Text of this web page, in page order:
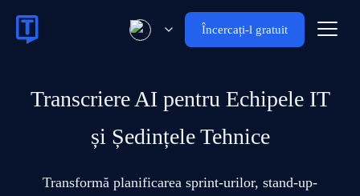
Încercați-l gratuit
Transcriere AI pentru Echipele IT
și Ședințele Tehnice
Transformă planificarea sprint-urilor, stand-up-